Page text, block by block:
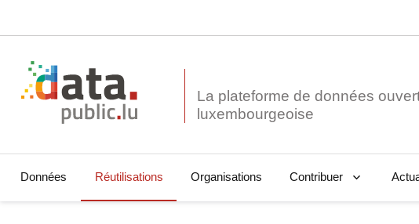
La plateforme de données
Données Réutilisations Organisations Contribuer